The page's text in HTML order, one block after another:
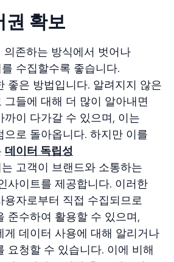
권 확보
의존하는 방식에서 벗어나
수집할수록 좋습니다.
좋은 방법입니다. 알려지지 않은
그들에 대해 더 많이 알아내면
까이 다가갈 수 있으며, 이는
으로 돌아옵니다. 하지만 이를
데이터 독립성
고객이 브랜드와 소통하는
사이트를 제공합니다. 이러한
용자로부터 직접 수집되므로
준수하여 활용할 수 있으며,
게 데이터 사용에 대해 알리거나
요청할 수 있습니다. 이에 비해